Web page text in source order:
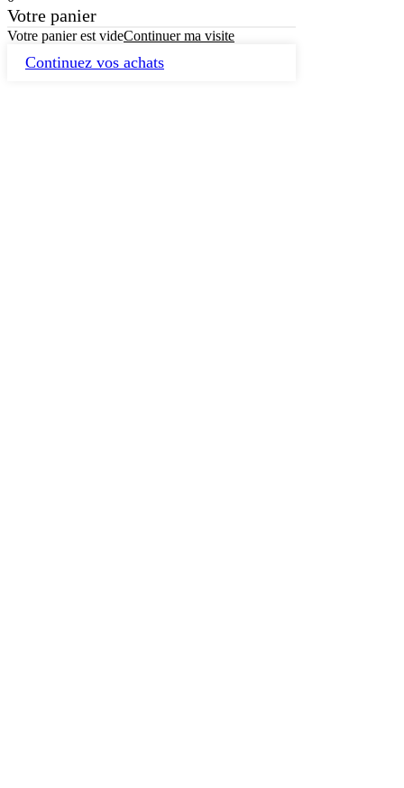
Votre panier
Votre panier est videContinuer ma visite
Continuez vos achats